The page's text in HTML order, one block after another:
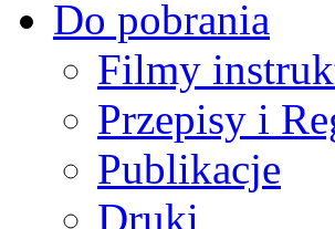
Do pobrania
Filmy
Przepisy i
Publikacje
Druki